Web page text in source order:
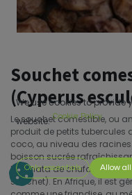
Souchet
(Cyperus
Le souchet comestible, ou
produit de petits tubercules
coco, au niveau des
boisson sucrée
horchata de chufa (lait de
souchet). En Afrique, il est
We use cookies to provide
website. Cookie Policy
Only essentials Allow all